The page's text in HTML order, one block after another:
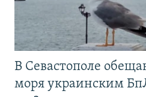
В Севастополе
моря украинским